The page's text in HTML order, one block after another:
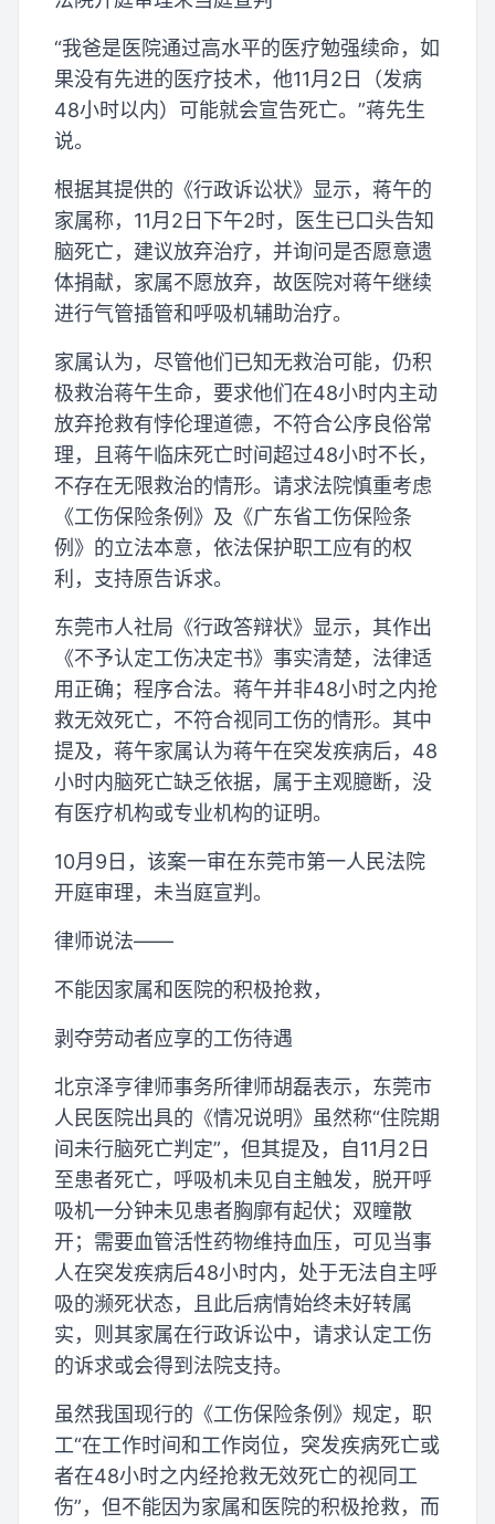
“我爸是医院通过高水平的医疗勉强续命，如
果没有先进的医疗技术，他11月2日（发病
48小时以内）可能就会宣告死亡。”蒋先生
说。
根据其提供的《行政诉讼状》显示，蒋午的
家属称，11月2日下午2时，医生已口头告知
脑死亡，建议放弃治疗，并询问是否愿意遗
体捐献，家属不愿放弃，故医院对蒋午继续
进行气管插管和呼吸机辅助治疗。
家属认为，尽管他们已知无救治可能，仍积
极救治蒋午生命，要求他们在48小时内主动
放弃抢救有悖伦理道德，不符合公序良俗常
理，且蒋午临床死亡时间超过48小时不长，
不存在无限救治的情形。请求法院慎重考虑
《工伤保险条例》及《广东省工伤保险条
例》的立法本意，依法保护职工应有的权
利，支持原告诉求。
东莞市人社局《行政答辩状》显示，其作出
《不予认定工伤决定书》事实清楚，法律适
用正确；程序合法。蒋午并非48小时之内抢
救无效死亡，不符合视同工伤的情形。其中
提及，蒋午家属认为蒋午在突发疾病后，48
小时内脑死亡缺乏依据，属于主观臆断，没
有医疗机构或专业机构的证明。
10月9日，该案一审在东莞市第一人民法院
开庭审理，未当庭宣判。
律师说法——
不能因家属和医院的积极抢救，
剥夺劳动者应享的工伤待遇
北京泽亨律师事务所律师胡磊表示，东莞市
人民医院出具的《情况说明》虽然称“住院期
间未行脑死亡判定”，但其提及，自11月2日
至患者死亡，呼吸机未见自主触发，脱开呼
吸机一分钟未见患者胸廓有起伏；双瞳散
开；需要血管活性药物维持血压，可见当事
人在突发疾病后48小时内，处于无法自主呼
吸的濒死状态，且此后病情始终未好转属
实，则其家属在行政诉讼中，请求认定工伤
的诉求或会得到法院支持。
虽然我国现行的《工伤保险条例》规定，职
工“在工作时间和工作岗位，突发疾病死亡或
者在48小时之内经抢救无效死亡的视同工
伤”，但不能因为家属和医院的积极抢救，而